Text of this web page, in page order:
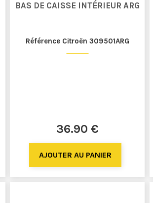
BAS DE CAISSE INTÉRIEUR ARG
Référence Citroën 309501ARG
36.90 €